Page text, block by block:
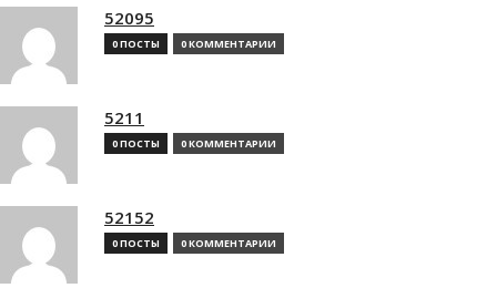
52095
0 ПОСТЫ 0 КОММЕНТАРИИ
5211
0 ПОСТЫ 0 КОММЕНТАРИИ
52152
0 ПОСТЫ 0 КОММЕНТАРИИ